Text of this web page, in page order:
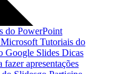
do PowerPoint
Tutoriais do
Google Slides Dicas
fazer apresentações